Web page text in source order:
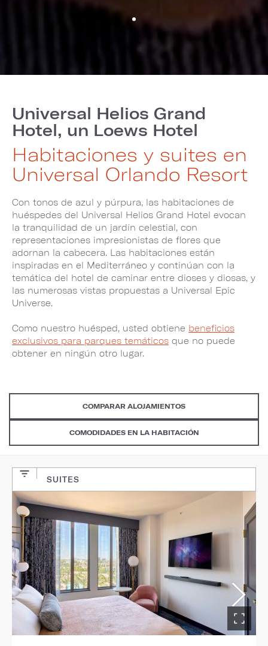
Universal Helios Grand
Hotel, un Loews Hotel
Habitaciones y suites en
Universal Orlando Resort
Con tonos de azul y púrpura, las habitaciones de
huéspedes del Universal Helios Grand Hotel evocan
la tranquilidad de un jardín celestial, con
representaciones impresionistas de flores que
adornan la cabecera. Las habitaciones están
inspiradas en el Mediterráneo y continúan con la
temática del hotel de caminar entre dioses y diosas, y
las numerosas vistas propuestas a Universal Epic
Universe.
Como nuestro huésped, usted obtiene beneficios
exclusivos para parques temáticos que no puede
obtener en ningún otro lugar.
COMPARAR ALOJAMIENTOS
COMODIDADES EN LA HABITACIÓN
SUITES